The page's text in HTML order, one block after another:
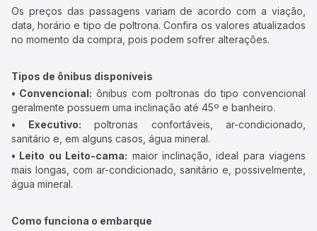
Os preços das passagens variam de acordo com a viação,
data, horário e tipo de poltrona. Confira os valores atualizados
no momento da compra, pois podem sofrer alterações.
Tipos de ônibus disponíveis
• Convencional: ônibus com poltronas do tipo convencional
geralmente possuem uma inclinação até 45º e banheiro.
• Executivo: poltronas confortáveis, ar-condicionado,
sanitário e, em alguns casos, água mineral.
• Leito ou Leito-cama: maior inclinação, ideal para viagens
mais longas, com ar-condicionado, sanitário e, possivelmente,
água mineral.
Como funciona o embarque